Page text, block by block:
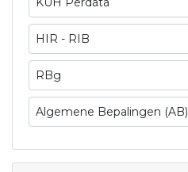
HIR - RIB
RBg
Algemene Bepalingen (AB)